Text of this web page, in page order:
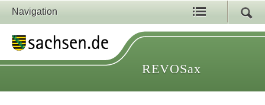
Navigation
REVOSax